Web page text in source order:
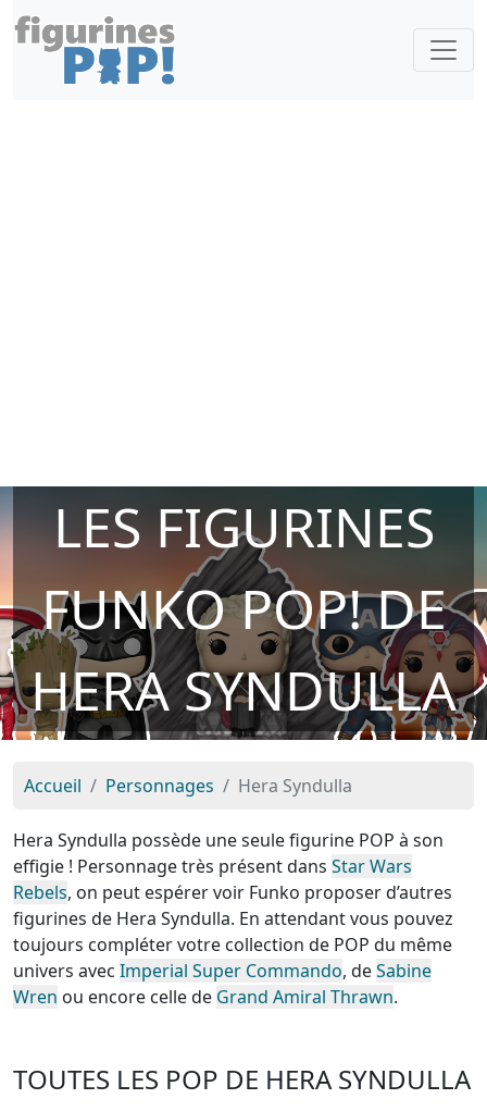
LES FIGURINES
FUNKO POP! DE
HERA SYNDULLA
Accueil Personnages Hera Syndulla
Hera Syndulla possède une seule figurine POP à son
effigie ! Personnage très présent dans Star Wars
Rebels, on peut espérer voir Funko proposer d’autres
figurines de Hera Syndulla. En attendant vous pouvez
toujours compléter votre collection de POP du même
univers avec Imperial Super Commando, deSabine
Wren ou encore celle de Grand Amiral Thrawn.
TOUTES LES POP DE HERA SYNDULLA